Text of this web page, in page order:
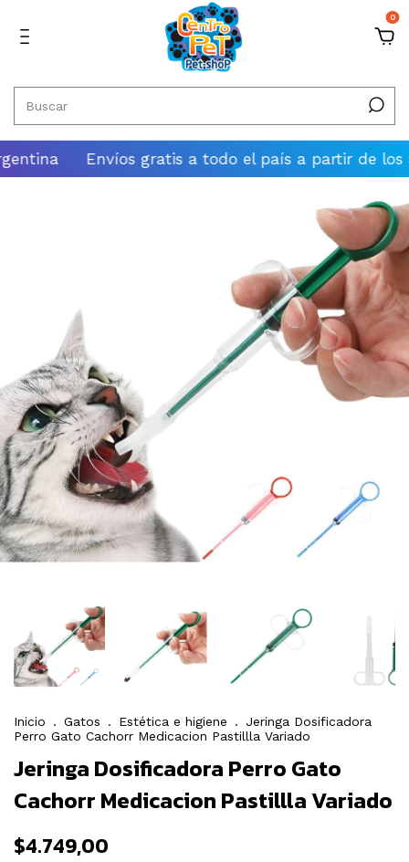
0
Envíos gratis a todo el país a partir de los
Inicio . Gatos . Estética e higiene .
Jeringa Dosificadora
Perro Gato Cachorr Medicacion Pastillla Variado
Jeringa Dosificadora Perro Gato
Cachorr Medicacion Pastillla Variado
$4.749,00